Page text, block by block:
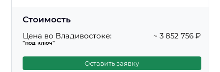
Стоимость
Цена во Владивостоке:
"под ключ"
~ 3 852 756 ₽
Оставить заявку